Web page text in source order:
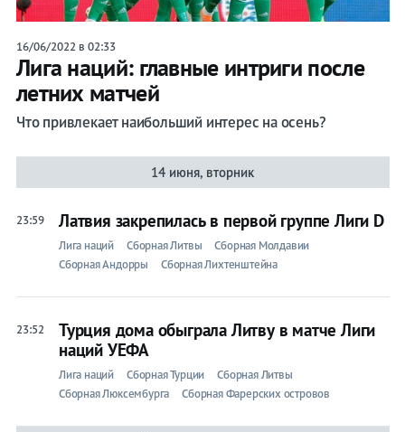
16/06/2022 в 02:33
Лига наций: главные интриги после
летних матчей
Что привлекает наибольший интерес на осень?
14 июня, вторник
23:59 Латвия закрепилась в первой группе Лиги D
Лига наций Сборная Литвы
Сборная Молдавии
Сборная Андорры
Сборная Лихтенштейна
23:52
Турция дома обыграла Литву в матче Лиги
наций УЕФА
Лига наций Сборная Турции
Сборная Литвы
Сборная Люксембурга
Сборная Фарерских островов